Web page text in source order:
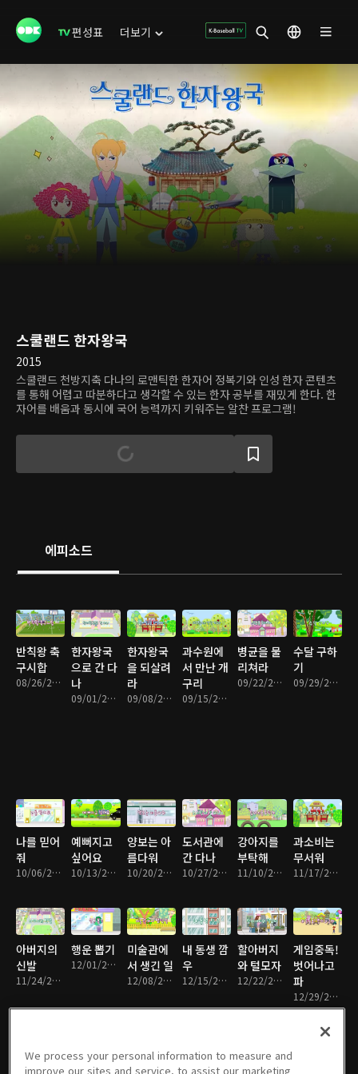
편성표 더보기
스쿨랜드 한자왕국
2015
스쿨랜드 천방지축 다나의 로맨틱한 한자어 정복기와 인성 한자 콘텐츠
를 통해 어렵고 따분하다고 생각할 수 있는 한자 공부를 재밌게 한다. 한
자어를 배움과 동시에 국어 능력까지 키워주는 알찬 프로그램!
에피소드
반칙왕 축
구시합
08/26/2016 • 11분
한자왕국
으로 간 다
나
09/01/2016 • 9분
한자왕국
을 되살려
라
09/08/2016 • 10분
과수원에
서 만난 개
구리
09/15/2016 • 11분
병균을 물
리쳐라
09/22/2016 • 11분
수달 구하
기
09/29/2016 • 11분
나를 믿어
줘
10/06/2016 • 11분
예뻐지고
싶어요
10/13/2016 • 11분
양보는 아
름다워
10/20/2016 • 12분
도서관에
간 다나
10/27/2016 • 12분
강아지를
부탁해
11/10/2016 • 12분
과소비는
무서워
11/17/2016 • 12분
아버지의
신발
11/24/2016 • 13분
행운 뽑기
12/01/2016 • 11분
미술관에
서 생긴 일
12/08/2016 • 10분
내 동생 깜
우
12/15/2016 • 11분
할아버지
와 털모자
12/22/2016 • 12분
게임중독!
벗어나고
파
12/29/2016 • 12분
We process your personal information to measure and
improve our sites and service, to assist our marketing